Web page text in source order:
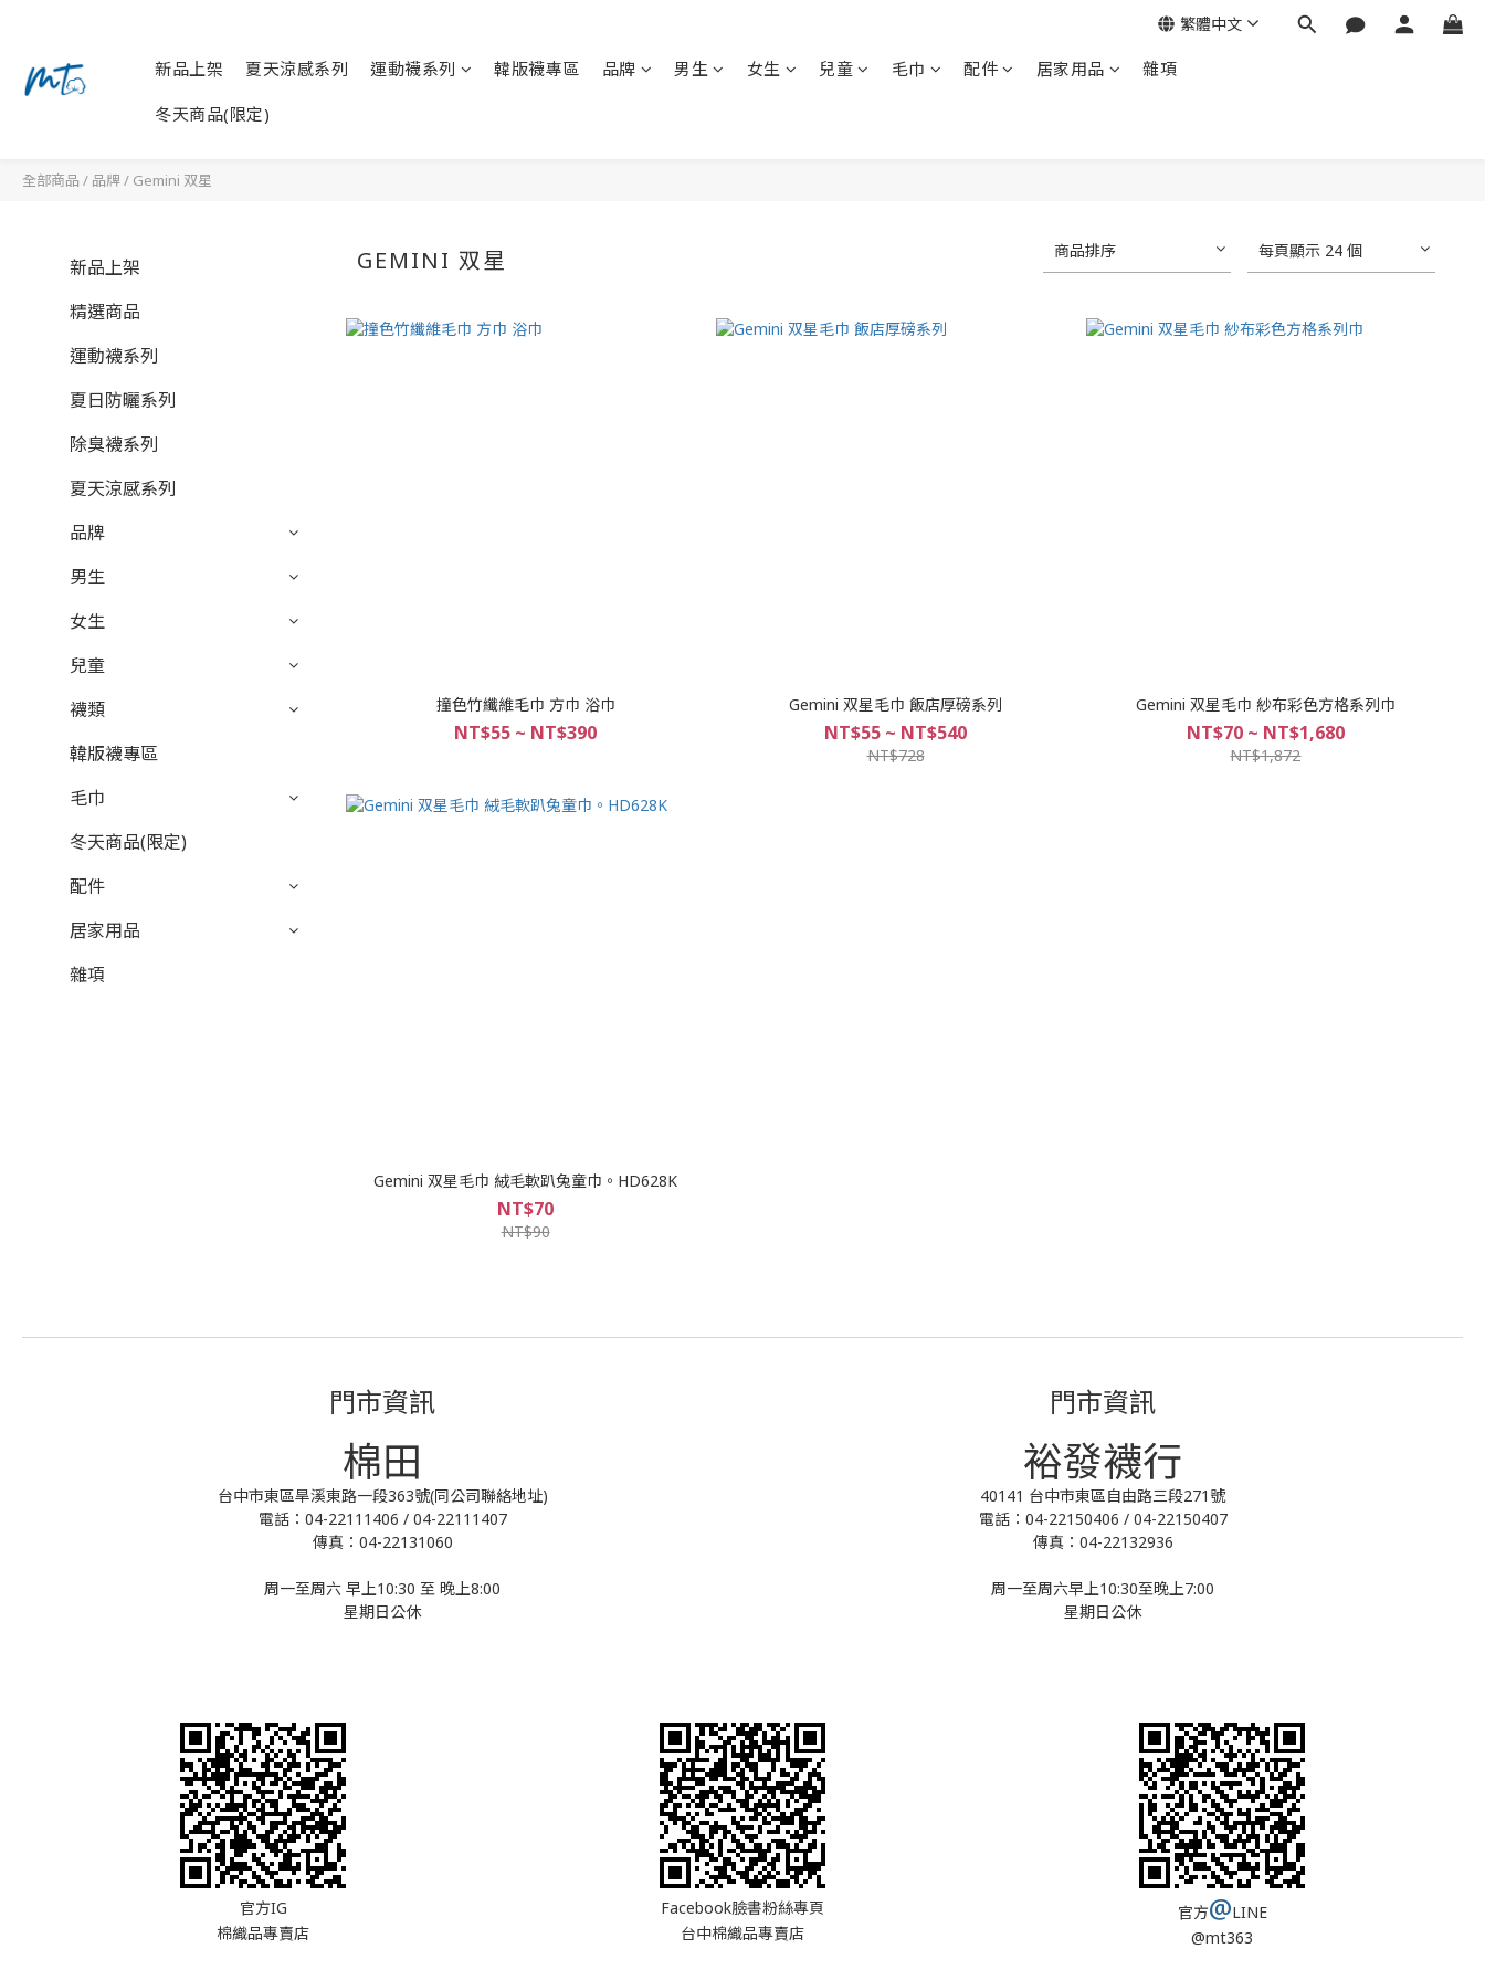
新品上架 夏天涼感系列 運動襪系列 韓版襪專區 品牌 男生 女生 兒童 毛巾 配件 居家用品 雜項
冬天商品(限定)
繁體中文
全部商品 / 品牌/ Gemini 双星
新品上架
精選商品
運動襪系列
夏日防曬系列
除臭襪系列
夏天涼感系列
品牌
男生
女生
兒童
襪類
韓版襪專區
毛巾
冬天商品(限定)
配件
居家用品
雜項
GEMINI 双星 商品排序 每頁顯示 24 個
撞色竹纖維毛巾 方巾 浴巾
NT$55 ~ NT$390
Gemini 双星毛巾 飯店厚磅系列
NT$55 ~ NT$540
NT$728
Gemini 双星毛巾 紗布彩色方格系列巾
NT$70 ~ NT$1,680
NT$1,872
Gemini 双星毛巾 絨毛軟趴兔童巾。HD628K
NT$70
NT$90
門市資訊
棉田
台中市東區旱溪東路一段363號(同公司聯絡地址)
電話：04-22111406 / 04-22111407
傳真：04-22131060
周一至周六 早上10:30 至 晚上8:00
星期日公休
門市資訊
裕發襪行
40141 台中市東區自由路三段271號
電話：04-22150406 / 04-22150407
傳真：04-22132936
周一至周六早上10:30至晚上7:00
星期日公休
官方IG
棉織品專賣店
Facebook臉書粉絲專頁
台中棉織品專賣店
官方@LINE
@mt363